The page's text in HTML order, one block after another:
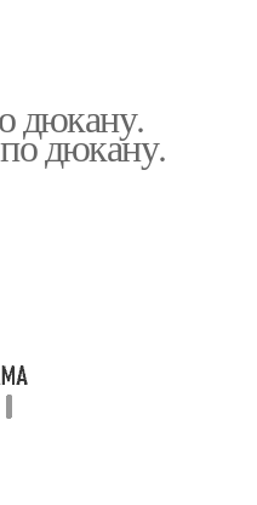
дюкану.
дюкану.